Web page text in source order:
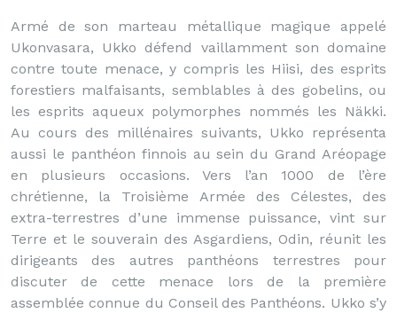
Armé de son marteau métallique magique appelé
Ukonvasara, Ukko défend vaillamment son domaine
contre toute menace, y compris les Hiisi, des esprits
forestiers malfaisants, semblables à des gobelins, ou
les esprits aqueux polymorphes nommés les Näkki.
Au cours des millénaires suivants, Ukko représenta
aussi le panthéon finnois au sein du Grand Aréopage
en plusieurs occasions. Vers l’an 1000 de l’ère
chrétienne, la Troisième Armée des Célestes, des
extra-terrestres d’une immense puissance, vint sur
Terre et le souverain des Asgardiens, Odin, réunit les
dirigeants des autres panthéons terrestres pour
discuter de cette menace lors de la première
assemblée connue du Conseil des Panthéons. Ukko s’y